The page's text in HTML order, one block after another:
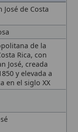
de la
con
creada
elevada a
siglo XX
en 1850 con
de la
hasta su